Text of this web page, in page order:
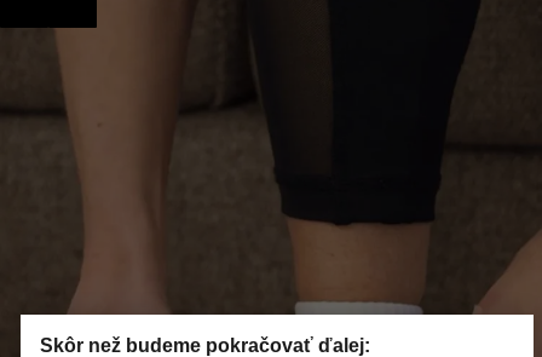
Skôr než budeme pokračovať ďalej: